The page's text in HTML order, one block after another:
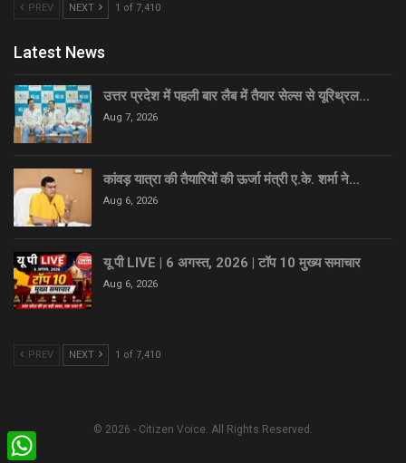
PREV NEXT 1 of 7,410
Latest News
उत्तर प्रदेश में पहली बार लैब में तैयार सेल्स से यूरिथ्रल…
Aug 7, 2026
कांवड़ यात्रा की तैयारियों की ऊर्जा मंत्री ए.के. शर्मा ने…
Aug 6, 2026
यू पी LIVE | 6 अगस्त, 2026 | टॉप 10 मुख्य समाचार
Aug 6, 2026
PREV NEXT 1 of 7,410
© 2026 - Citizen Voice. All Rights Reserved.